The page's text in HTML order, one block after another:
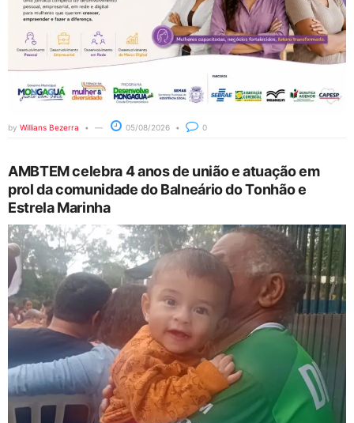
by Willians Bezerra 05/08/2026 0
AMBTEM celebra 4 anos de união e atuação em
prol da comunidade do Balneário do Tonhão e
Estrela Marinha